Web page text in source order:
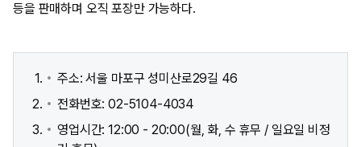
등을 판매하며 오직 포장만 가능하다.
주소: 서울 마포구 성미산로29길 46
전화번호: 02-5104-4034
영업시간: 12:00 - 20:00(월, 화, 수 휴무 / 일요일 비정